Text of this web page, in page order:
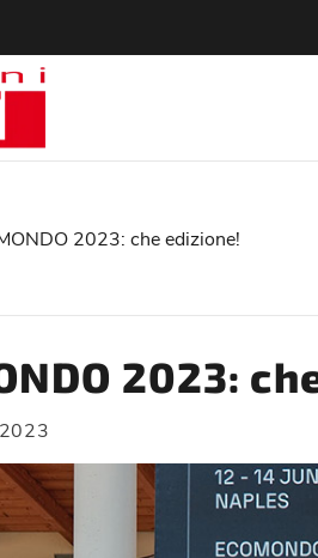
2023: che edizione!
2023: